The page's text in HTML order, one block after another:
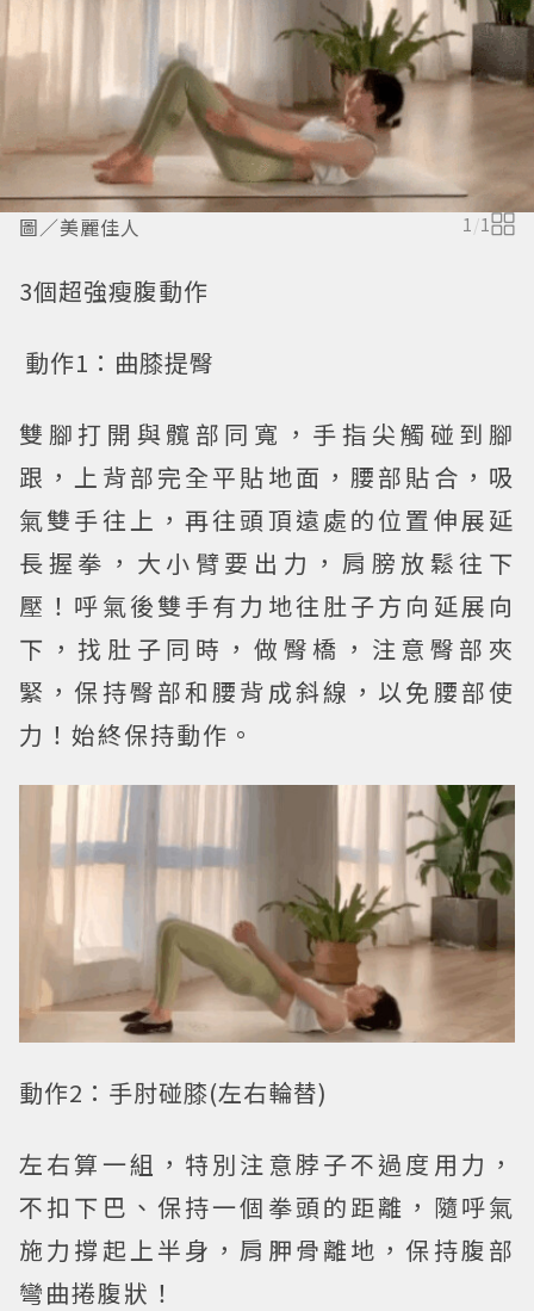
圖／美麗佳人 1/1
3個超強瘦腹動作
動作1 ：曲膝提臀
雙腳打開與髖部同寬，手指尖觸碰到腳
跟，上背部完全平貼地面，腰部貼合，吸
氣雙手往上，再往頭頂遠處的位置伸展延
長握拳，大小臂要出力，肩膀放鬆往下
壓！呼氣後雙手有力地往肚子方向延展向
下，找肚子同時，做臀橋，注意臀部夾
緊，保持臀部和腰背成斜線，以免腰部使
力！始終保持動作。
動作2：手肘碰膝(左右輪替)
左右算一組，特別注意脖子不過度用力，
不扣下巴、保持一個拳頭的距離，隨呼氣
施力撐起上半身，肩胛骨離地，保持腹部
彎曲捲腹狀！